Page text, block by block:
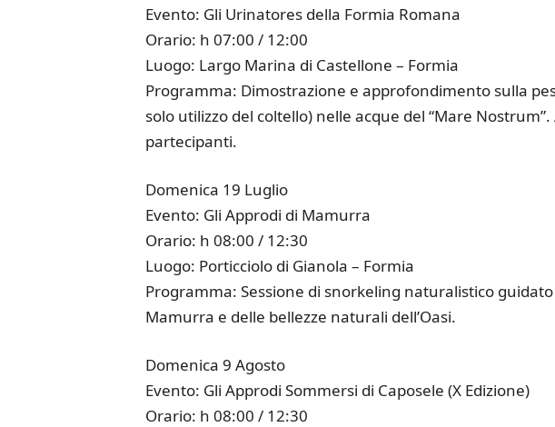
Evento: Gli Urinatores della Formia Romana
Orario: h 07:00 / 12:00
Luogo: Largo Marina di Castellone – Formia
Programma: Dimostrazione e approfondimento sulla
solo utilizzo del coltello) nelle acque del “Mare
partecipanti.
Domenica 19 Luglio
Evento: Gli Approdi di Mamurra
Orario: h 08:00 / 12:30
Luogo: Porticciolo di Gianola – Formia
Programma: Sessione di snorkeling naturalistico
Mamurra e delle bellezze naturali dell’Oasi.
Domenica 9 Agosto
Evento: Gli Approdi Sommersi di Caposele (X Edizione)
Orario: h 08:00 / 12:30